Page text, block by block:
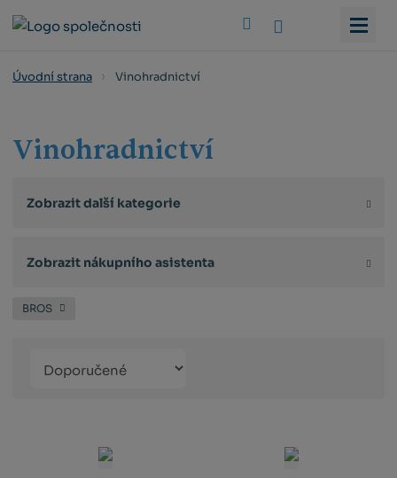
Úvodní strana Vinohradnictví
Vinohradnictví
Zobrazit další kategorie
Zobrazit nákupního asistenta
BROS
produktů